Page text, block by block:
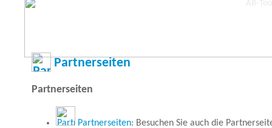
Partnerseiten
Partnerseiten
Partnerseiten: Besuchen Sie auch die